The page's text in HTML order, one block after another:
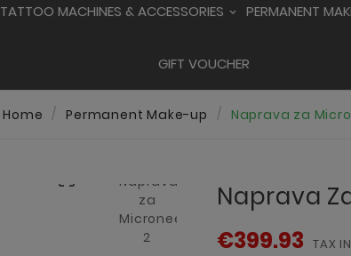
TATTOO MACHINES & ACCESSORIES PERMANENT
GIFT VOUCHER
Home Permanent Make-up Naprava za

Naprava
€399.93 TAX